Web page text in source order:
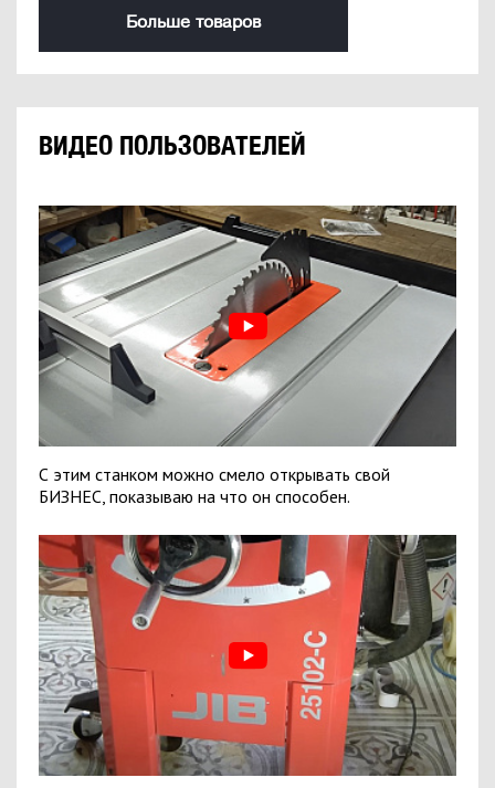
Больше товаров
ВИДЕО ПОЛЬЗОВАТЕЛЕЙ
С этим станком можно смело открывать свой
БИЗНЕС, показываю на что он способен.